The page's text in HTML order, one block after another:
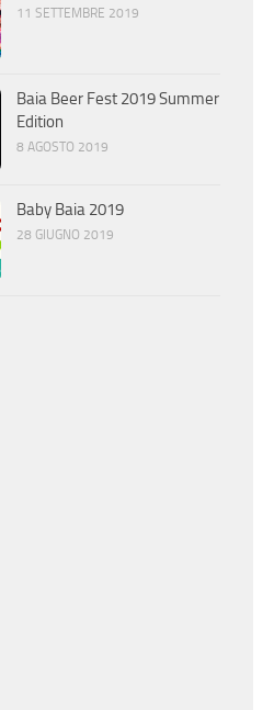
11 SETTEMBRE 2019
Baia Beer Fest 2019 Summer
Edition
8 AGOSTO 2019
Baby Baia 2019
28 GIUGNO 2019